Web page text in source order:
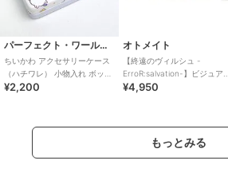
パーフェクト・ワールド・トーキョー
ちいかわ アクセサリーケース
（ハチワレ） 小物入れ ボック
ス ギフト
¥2,200
オトメイト
【終遠のヴィルシュ -
ErroR:salvation-】ビジュアル
タオル(全6種)
¥4,950
もっとみる